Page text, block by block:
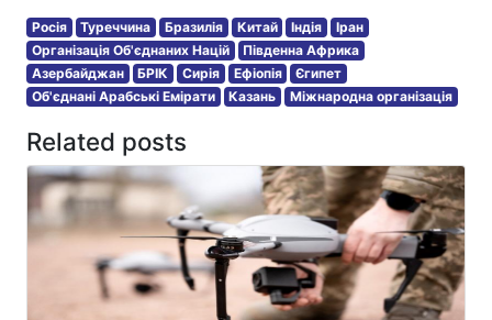
Росія Туреччина Бразилія Китай Індія
Іран
Організація Об'єднаних Націй
Південна Африка
Азербайджан
БРІК Сирія Ефіопія
Єгипет
Об'єднані Арабські Емірати
Казань Міжнародна організація
Related posts